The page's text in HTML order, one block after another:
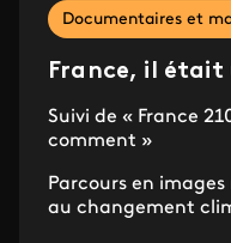
Documentaires et
France, il était
Suivi de « France
comment »
Parcours en
au changement